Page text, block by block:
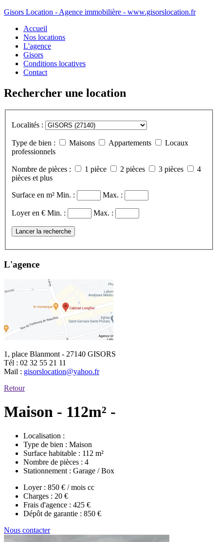
Gisors Location - Agence immobilière - www.gisorslocation.fr
Accueil
Nos locations
L'agence
Gisors
Conditions locatives
Contact
Rechercher une location
Localités :
Type de bien : Maisons Appartements
Locaux
professionnels
Nombre de pièces : 1 pièce 2 pièces 3 pièces
4
pièces et plus
Surface en m² Min. : Max. :
Loyer en € Min. : Max. :
Lancer la recherche
L'agence
1, place Blanmont - 27140 GISORS
Tél : 02 32 55 21 11
Mail : gisorslocation@yahoo.fr
Retour
Maison - 112m² -
Localisation :
Type de bien : Maison
Surface habitable : 112 m²
Nombre de pièces : 4
Stationnement : Garage / Box
Loyer : 850 € / mois cc
Charges : 20 €
Frais d'agence : 425 €
Dépôt de garantie : 850 €
Nous contacter